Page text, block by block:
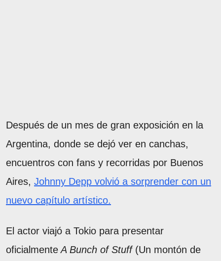
Después de un mes de gran exposición en la
Argentina, donde se dejó ver en canchas,
encuentros con fans y recorridas por Buenos
Aires, Johnny Depp volvió a sorprender con un
nuevo capítulo artístico.
El actor viajó a Tokio para presentar
oficialmenteA Bunch of Stuff(Un montón de